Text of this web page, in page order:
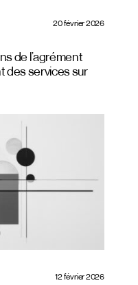
20 février 2026
de l’agrément
des services sur
12 février 2026